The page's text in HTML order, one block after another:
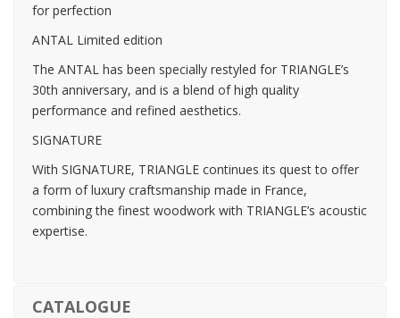
for perfection
ANTAL Limited edition
The ANTAL has been specially restyled for TRIANGLE’s
30th anniversary, and is a blend of high quality
performance and refined aesthetics.
SIGNATURE
With SIGNATURE, TRIANGLE continues its quest to offer
a form of luxury craftsmanship made in France,
combining the finest woodwork with TRIANGLE’s acoustic
expertise.
CATALOGUE